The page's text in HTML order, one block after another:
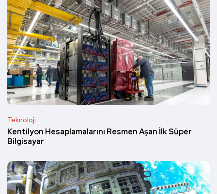
Teknoloji
Kentilyon Hesaplamalarını Resmen Aşan İlk Süper
Bilgisayar